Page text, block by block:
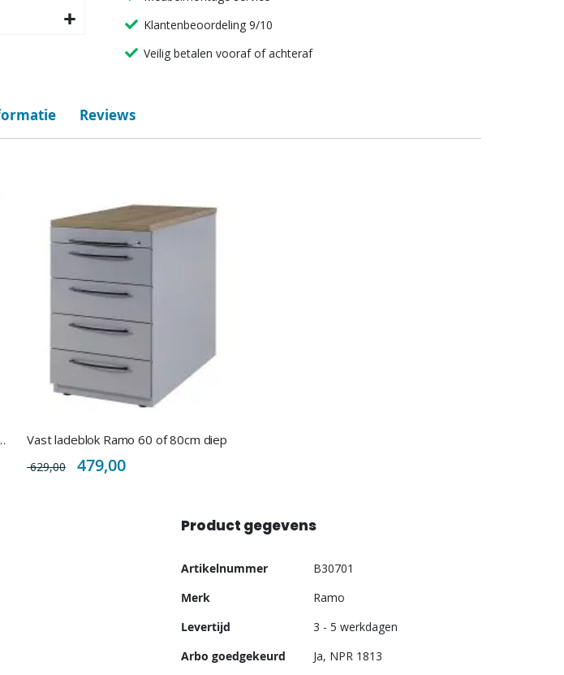
Klantenbeoordeling 9/10
Veilig betalen vooraf of achteraf
Reviews
USB poorten Vast ladeblok Ramo 60 of 80cm diep
629,00
Special
Price
479,00
Product gegevens
Meer
Artikelnummer
B30701
Merk
Ramo
Levertijd
3 - 5 werkdagen
Arbo goedgekeurd
Ja, NPR 1813